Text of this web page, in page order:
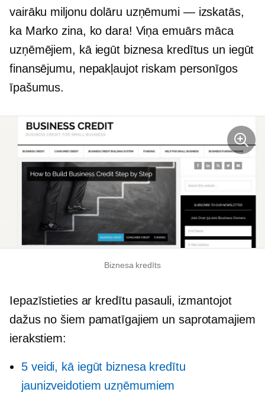
vairāku miljonu dolāru uzņēmumi — izskatās,
ka Marko zina, ko dara! Viņa emuārs māca
uzņēmējiem, kā iegūt biznesa kredītus un iegūt
finansējumu, nepakļaujot riskam personīgos
īpašumus.
Biznesa kredīts
Iepazīstieties ar kredītu pasauli, izmantojot
dažus no šiem pamatīgajiem un saprotamajiem
ierakstiem:
5 veidi, kā iegūt biznesa kredītu
jaunizveidotiem uzņēmumiem